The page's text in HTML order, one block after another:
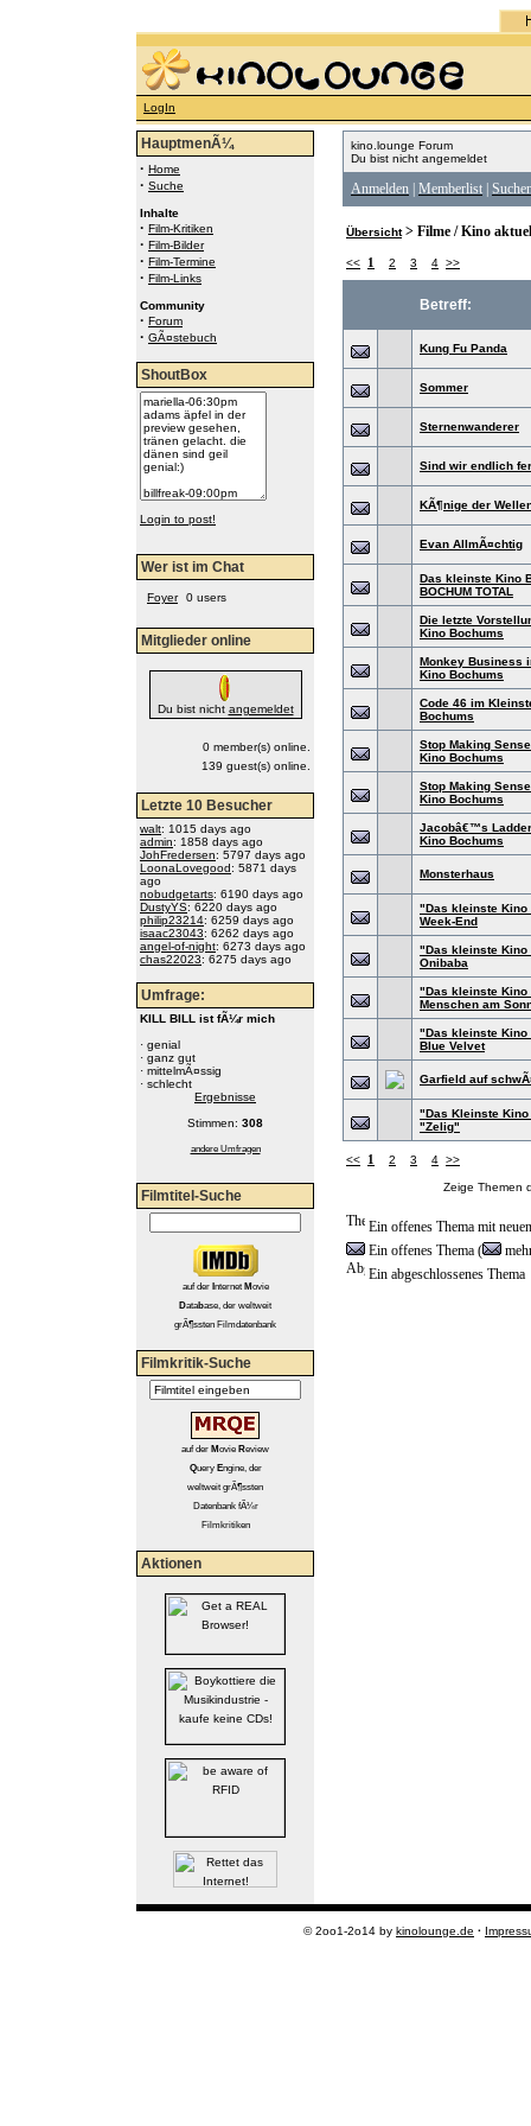
LogIn
HauptmenÃ¼
· Home
· Suche
Inhalte
· Film-Kritiken
· Film-Bilder
· Film-Termine
· Film-Links
Community
· Forum
· GÃ¤stebuch
ShoutBox
Login to post!
Wer ist im Chat
Foyer 0 users
Mitglieder online
Du bist nicht angemeldet
0 member(s) online.
139 guest(s) online.
Letzte 10 Besucher
walt: 1015 days ago
admin: 1858 days ago
JohFredersen: 5797 days ago
LoonaLovegood: 5871 days
ago
nobudgetarts: 6190 days ago
DustyYS: 6220 days ago
philip23214: 6259 days ago
isaac23043: 6262 days ago
angel-of-night: 6273 days ago
chas22023: 6275 days ago
Umfrage:
KILL BILL ist fÃ¼r mich
· genial
· ganz gut
· mittelmÃ¤ssig
· schlecht
Ergebnisse
Stimmen: 308
andere Umfragen
Filmtitel-Suche
aufder Internet Movie
Database, der weltweit
grÃ¶ssten Filmdatenbank
Filmkritik-Suche
auf der Movie Review
Query Engine, der
weltweit grÃ¶ssten
Datenbank fÃ¼r
Filmkritiken
Aktionen
kino.lounge Forum
Du bist nicht angemeldet
Anmelden Memberlist
Übersicht> Filme / Kino
<< 1 2 3 4 >>
Betreff:
Kung Fu Panda
Sommer
Sternenwanderer
Sind wir endlich
KÃ¶nige der
Evan AllmÃ¤chtig
Das kleinste Kino
BOCHUM TOTAL
Die letzte
Kino Bochums
Monkey Business
Kino Bochums
Code 46 im
Bochums
Stop Making
Kino Bochums
Stop Making
Kino Bochums
Jacobâ€™s
Kino Bochums
Monsterhaus
"Das kleinste Kino
Week-End
"Das kleinste Kino
Onibaba
"Das kleinste Kino
Menschen am
"Das kleinste Kino
Blue Velvet
Garfield auf
"Das Kleinste
"Zelig"
<< 1 2 3 4 >>
Zeige Themen
Ein offenes Thema mit
Ein offenes Thema (
Ein abgeschlossenes Thema
© 2oo1-2o14 by kinolounge.de ·